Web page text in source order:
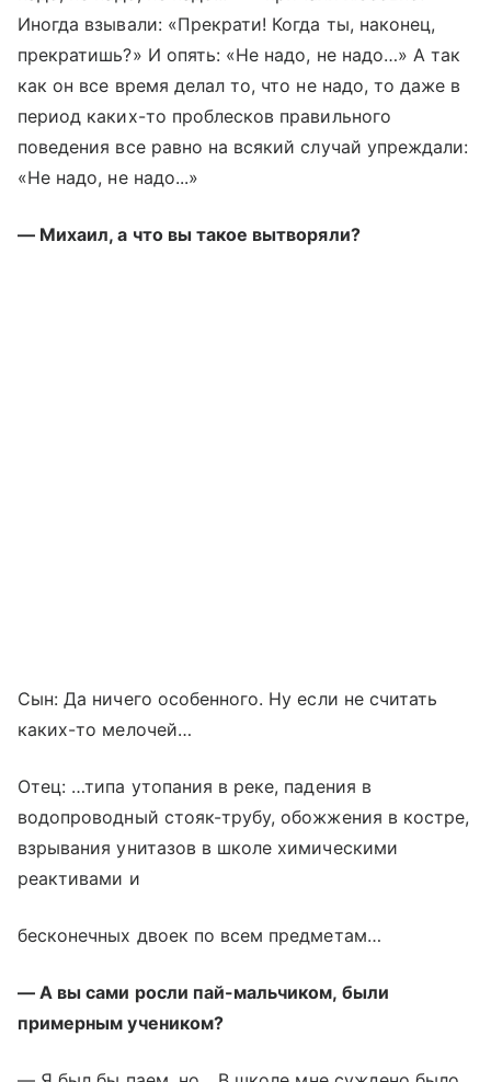
Иногда взывали: «Прекрати! Когда ты, наконец,
прекратишь?» И опять: «Не надо, не надо…» А так
как он все время делал то, что не надо, то даже в
период каких-то проблесков правильного
поведения все равно на всякий случай упреждали:
«Не надо, не надо...»
— Михаил, а что вы такое вытворяли?
Сын: Да ничего особенного. Ну если не считать
каких-то мелочей…
Отец: …типа утопания в реке, падения в
водопроводный стояк-трубу, обожжения в костре,
взрывания унитазов в школе химическими
реактивами и
бесконечных двоек по всем предметам…
— А вы сами росли пай-мальчиком, были
примерным учеником?